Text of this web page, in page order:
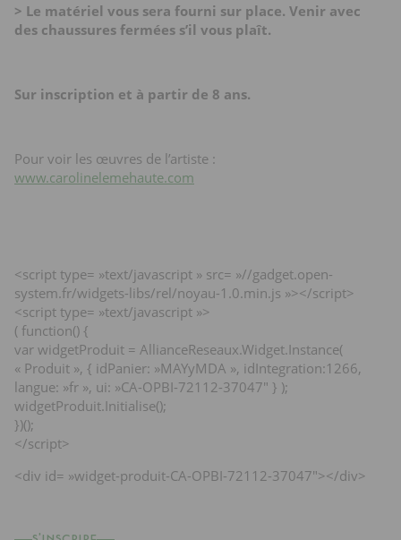
> Le matériel vous sera fourni sur place. Venir avec
des chaussures fermées s’il vous plaît.
Sur inscription et à partir de 8 ans.
Pour voir les œuvres de l’artiste :
www.carolinelemehaute.com
<script type= »text/javascript » src= »//gadget.open-
system.fr/widgets-libs/rel/noyau-1.0.min.js »></script>
<script type= »text/javascript »>
( function() {
var widgetProduit = AllianceReseaux.Widget.Instance(
« Produit », { idPanier: »MAYyMDA », idIntegration:1266,
langue: »fr », ui: »CA-OPBI-72112-37047″ } );
widgetProduit.Initialise();
})();
</script>
<div id= »widget-produit-CA-OPBI-72112-37047″></div>